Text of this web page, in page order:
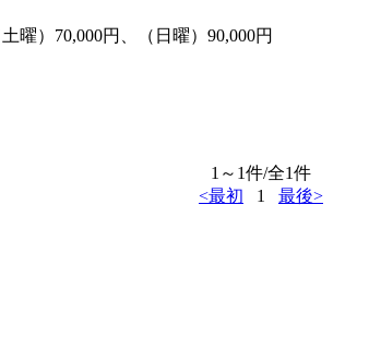
曜）70,000円、（日曜）90,000円
1～1件/全1件
<最初
1 最後>